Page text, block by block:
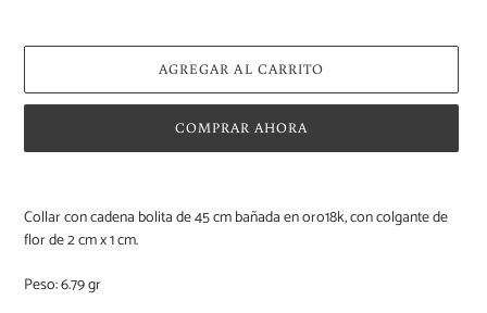
AGREGAR AL CARRITO
COMPRAR AHORA
el
producto
a
tu
carrito
Collar con cadena bolita de 45 cm bañada en oro18k, con colgante de
flor de 2 cm x 1 cm.
Peso: 6.79 gr